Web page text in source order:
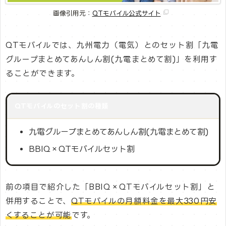
画像引用元： QTモバイル公式サイト
QTモバイルでは、九州電力（電気）とのセット割「九電
グループまとめてあんしん割(九電まとめて割)」を利用す
ることができます。
九電グループまとめてあんしん割(九電まとめて割)
BBIQ×QTモバイルセット割
前の項目で紹介した「BBIQ×QTモバイルセット割」と
併用することで、 QTモバイルの月額料金を最大330円安
くすることが可能です。